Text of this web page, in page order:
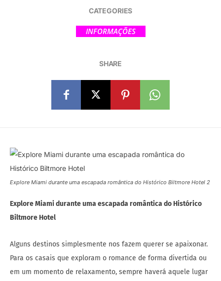
CATEGORIES
INFORMAÇÕES
SHARE
Explore Miami durante uma escapada romântica do Histórico Biltmore Hotel 2
Explore Miami durante uma escapada romântica do Histórico
Biltmore Hotel
Alguns destinos simplesmente nos fazem querer se apaixonar.
Para os casais que exploram o romance de forma divertida ou
em um momento de relaxamento, sempre haverá aquele lugar